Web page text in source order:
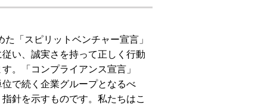
「スピリットベンチャー宣言」
い、誠実さを持って正しく行動
。「コンプライアンス宣言」
で続く企業グループとなるべ
針を示すものです。私たちはこ